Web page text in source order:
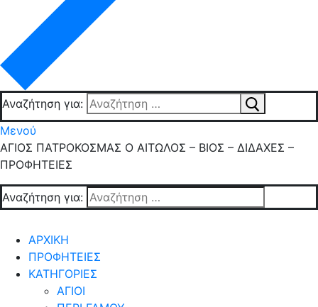
Αναζήτηση για:
Μενού
ΑΓΙΟΣ ΠΑΤΡΟΚΟΣΜΑΣ Ο ΑΙΤΩΛΟΣ – ΒΙΟΣ – ΔΙΔΑΧΕΣ –
ΠΡΟΦΗΤΕΙΕΣ
Αναζήτηση για:
ΑΡΧΙΚΗ
ΠΡΟΦΗΤΕΙΕΣ
ΚΑΤΗΓΟΡΙΕΣ
ΑΓΙΟΙ